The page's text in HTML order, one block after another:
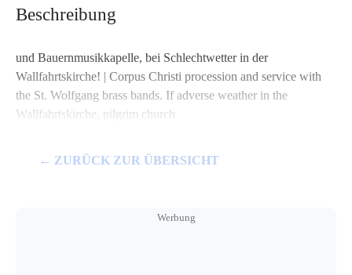
Beschreibung
und Bauernmusikkapelle, bei Schlechtwetter in der
Wallfahrtskirche! | Corpus Christi procession and service with
the St. Wolfgang brass bands. If adverse weather in the
Wallfahrtskirche, pilgrim church
← ZURÜCK ZUR ÜBERSICHT
Werbung